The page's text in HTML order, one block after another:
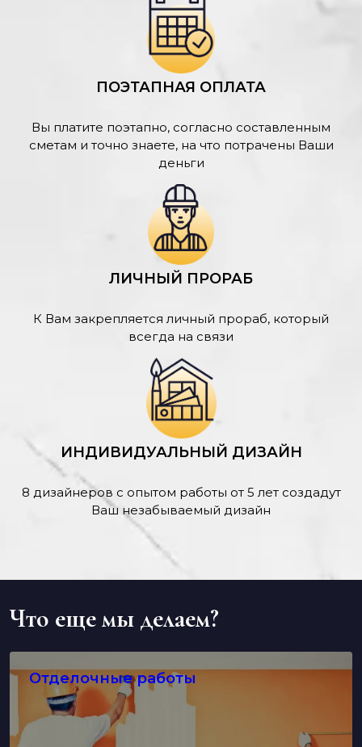
ПОЭТАПНАЯ ОПЛАТА
Вы платите поэтапно, согласно составленным
сметам и точно знаете, на что потрачены Ваши
деньги
ЛИЧНЫЙ ПРОРАБ
К Вам закрепляется личный прораб, который
всегда на связи
ИНДИВИДУАЛЬНЫЙ ДИЗАЙН
8 дизайнеров с опытом работы от 5 лет создадут
Ваш незабываемый дизайн
Что еще мы делаем?
Отделочные работы